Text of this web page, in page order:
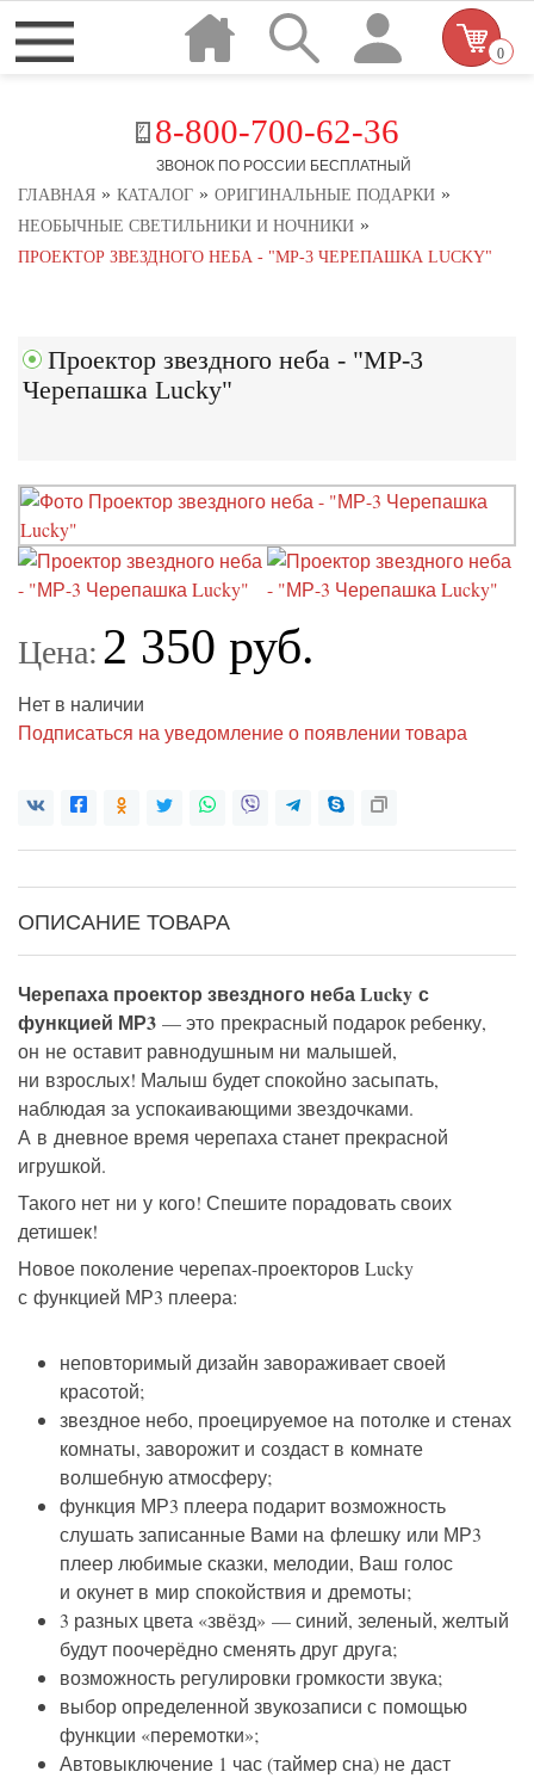
8-800-700-62-36
ЗВОНОК ПО РОССИИ БЕСПЛАТНЫЙ
0
ГЛАВНАЯ » КАТАЛОГ » ОРИГИНАЛЬНЫЕ ПОДАРКИ »
НЕОБЫЧНЫЕ СВЕТИЛЬНИКИ И НОЧНИКИ »
ПРОЕКТОР ЗВЕЗДНОГО НЕБА - "МР-3 ЧЕРЕПАШКА LUCKY"
Проектор звездного неба - "МР-3
Черепашка Lucky"
Цена: 2 350 руб.
Нет в наличии
Подписаться на уведомление о появлении товара
ОПИСАНИЕ ТОВАРА
Черепаха проектор звездного неба Lucky с
функцией МР3 — это прекрасный подарок ребенку,
он не оставит равнодушным ни малышей,
ни взрослых! Малыш будет спокойно засыпать,
наблюдая за успокаивающими звездочками.
А в дневное время черепаха станет прекрасной
игрушкой.
Такого нет ни у кого! Спешите порадовать своих
детишек!
Новое поколение черепах-проекторов Lucky
с функцией МР3 плеера:
неповторимый дизайн завораживает своей
красотой;
звездное небо, проецируемое на потолке и стенах
комнаты, заворожит и создаст в комнате
волшебную атмосферу;
функция МР3 плеера подарит возможность
слушать записанные Вами на флешку или МР3
плеер любимые сказки, мелодии, Ваш голос
и окунет в мир спокойствия и дремоты;
3 разных цвета «звёзд» — синий, зеленый, желтый
будут поочерёдно сменять друг друга;
возможность регулировки громкости звука;
выбор определенной звукозаписи с помощью
функции «перемотки»;
Автовыключение 1 час (таймер сна) не даст